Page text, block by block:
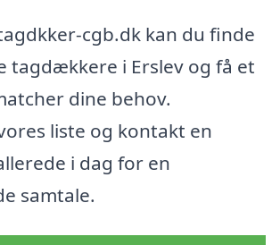
cgb.dk kan du finde
tagdækkere i Erslev og få et
dine behov.
liste og kontakt en
i dag for en
samtale.